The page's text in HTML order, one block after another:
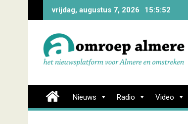
vrijdag, augustus 7, 2026 15:5:52
Nieuws Radio Video